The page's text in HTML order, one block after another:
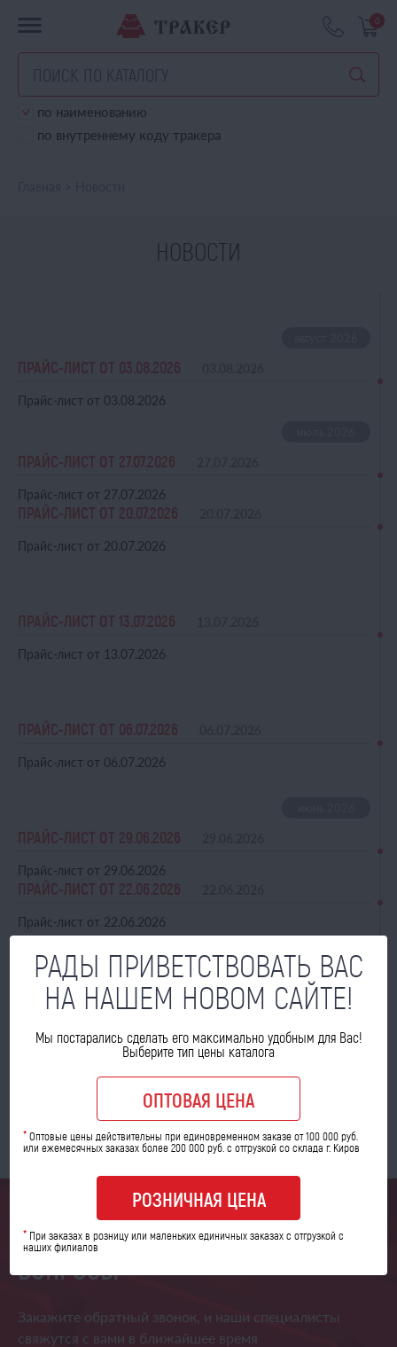
0
по наименованию
по внутреннему коду тракера
НОВОСТИ
ПРАЙС-ЛИСТ ОТ 03.08.2026
Прайс-лист от 03.08.2026
ПРАЙС-ЛИСТ ОТ 27.07.2026
Прайс-лист от 27.07.2026
ПРАЙС-ЛИСТ ОТ 20.07.2026
Прайс-лист от 20.07.2026
ПРАЙС-ЛИСТ ОТ 13.07.2026
Прайс-лист от 13.07.2026
ПРАЙС-ЛИСТ ОТ 06.07.2026
Прайс-лист от 06.07.2026
ПРАЙС-ЛИСТ ОТ 29.06.2026
Прайс-лист от 29.06.2026
ПРАЙС-ЛИСТ ОТ 22.06.2026
Прайс-лист от 22.06.2026
ПРАЙС-ЛИСТ ОТ 15.06.2026 15.06.2026
Прайс-лист от 15.06.2026
1 2 3 4 5
МЫ ОТВЕТИМ НА ВСЕ ВАШИ
ВОПРОСЫ
Закажите обратный звонок, и наши специалисты
свяжутся с вами в ближайшее время
РАДЫ ПРИВЕТСТВОВАТЬ ВАС
НА НАШЕМ НОВОМ САЙТЕ!
Мы постарались сделать его максимально удобным для Вас!
Выберите тип цены каталога
ОПТОВАЯ ЦЕНА
*Оптовые цены действительны при единовременном заказе от 100 000 руб.
или ежемесячных заказах более 200 000 руб. с отгрузкой со склада г. Киров
РОЗНИЧНАЯ ЦЕНА
* При заказах в розницу или маленьких единичных заказах с отгрузкой с
наших филиалов